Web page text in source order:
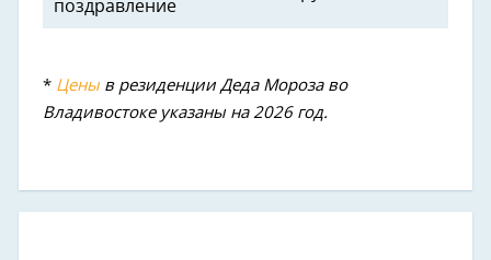
поздравление
* Ценыв резиденции Деда Мороза во
Владивостоке указаны на 2026 год.